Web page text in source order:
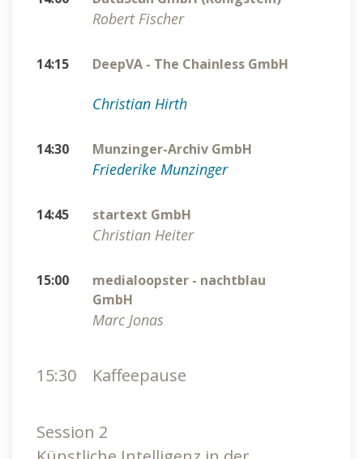
Robert Fischer
14:15 DeepVA - The Chainless GmbH
Christian Hirth
14:30 Munzinger-Archiv GmbH
Friederike Munzinger
14:45 startext GmbH
Christian Heiter
15:00
medialoopster - nachtblau
GmbH
Marc Jonas
15:30 Kaffeepause
Session 2